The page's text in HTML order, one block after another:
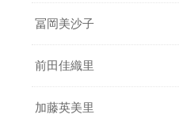
冨岡美沙子
前田佳織里
加藤英美里